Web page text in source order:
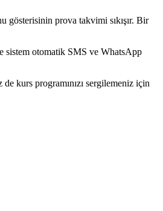
gösterisinin prova takvimi sıkışır. Bir
sistem otomatik SMS ve WhatsApp
kurs programınızı sergilemeniz için